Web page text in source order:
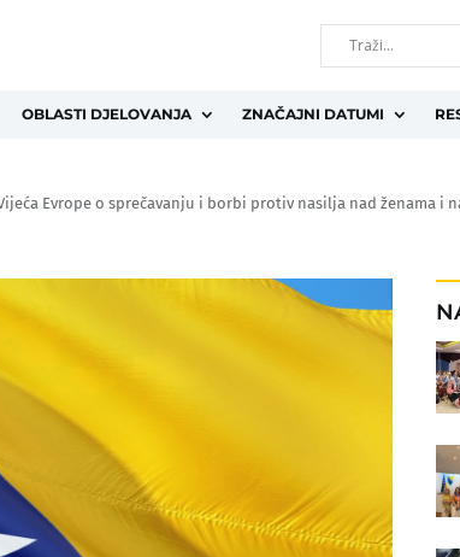
OBLASTI DJELOVANJA ZNAČAJNI DATUMI
Evrope o sprečavanju i borbi protiv nasilja nad ženama i